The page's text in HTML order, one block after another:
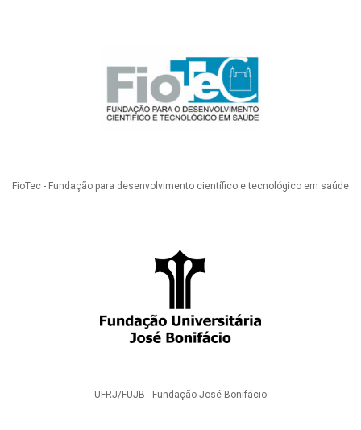
FioTec - Fundação para desenvolvimento científico e tecnológico em saúde
UFRJ/FUJB - Fundação José Bonifácio